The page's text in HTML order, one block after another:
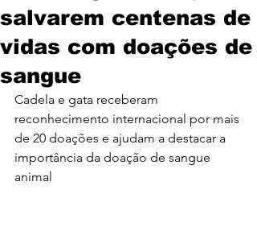
salvarem centenas de
vidas com doações de
sangue
Cadela e gata receberam
reconhecimento internacional por mais
de 20 doações e ajudam a destacar a
importância da doação de sangue
animal